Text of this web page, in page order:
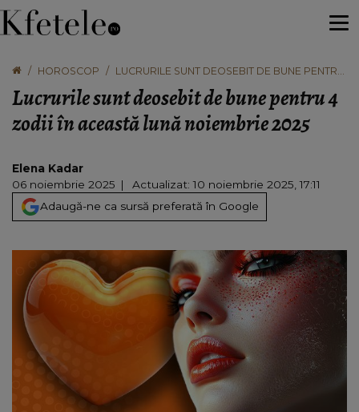
HOROSCOP
LUCRURILE SUNT DEOSEBIT DE BUNE PENTRU
Lucrurile sunt deosebit de bune pentru 4
zodii în această lună noiembrie 2025
Elena Kadar
06 noiembrie 2025
Actualizat: 10 noiembrie 2025, 17:11
Adaugă-ne ca sursă preferată în Google